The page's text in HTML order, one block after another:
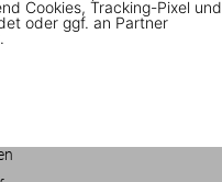
Cookies, Tracking-Pixel und
oder ggf. an Partner